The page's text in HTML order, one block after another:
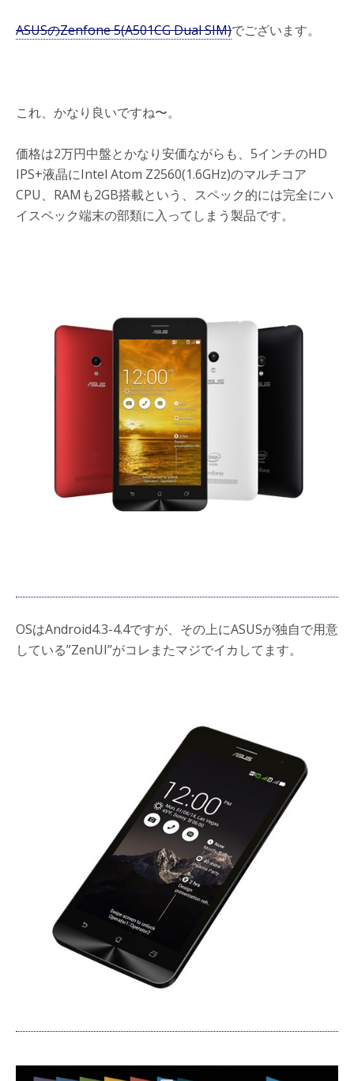
ASUSのZenfone 5(A501CG Dual SIM)でございます。
これ、かなり良いですね〜。
価格は2万円中盤とかなり安価ながらも、5インチのHD
IPS+液晶にIntel Atom Z2560(1.6GHz)のマルチコア
CPU、RAMも2GB搭載という、スペック的には完全にハ
イスペック端末の部類に入ってしまう製品です。
OSはAndroid4.3-4.4ですが、その上にASUSが独自で用意
している”ZenUI”がコレまたマジでイカしてます。